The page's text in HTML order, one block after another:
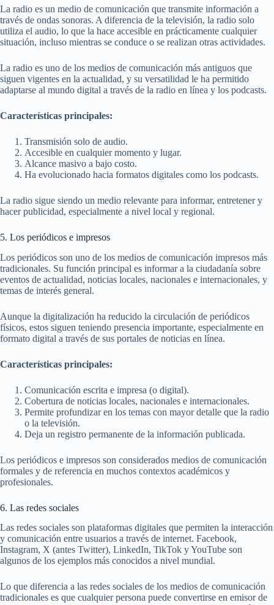
La radio es un medio de comunicación que transmite información a
través de ondas sonoras. A diferencia de la televisión, la radio solo
utiliza el audio, lo que la hace accesible en prácticamente cualquier
situación, incluso mientras se conduce o se realizan otras actividades.
La radio es uno de los medios de comunicación más antiguos que
siguen vigentes en la actualidad, y su versatilidad le ha permitido
adaptarse al mundo digital a través de la radio en línea y los podcasts.
Características principales:
Transmisión solo de audio.
Accesible en cualquier momento y lugar.
Alcance masivo a bajo costo.
Ha evolucionado hacia formatos digitales como los podcasts.
La radio sigue siendo un medio relevante para informar, entretener y
hacer publicidad, especialmente a nivel local y regional.
5. Los periódicos e impresos
Los periódicos son uno de los medios de comunicación impresos más
tradicionales. Su función principal es informar a la ciudadanía sobre
eventos de actualidad, noticias locales, nacionales e internacionales, y
temas de interés general.
Aunque la digitalización ha reducido la circulación de periódicos
físicos, estos siguen teniendo presencia importante, especialmente en
formato digital a través de sus portales de noticias en línea.
Características principales:
Comunicación escrita e impresa (o digital).
Cobertura de noticias locales, nacionales e internacionales.
Permite profundizar en los temas con mayor detalle que la radio
o la televisión.
Deja un registro permanente de la información publicada.
Los periódicos e impresos son considerados medios de comunicación
formales y de referencia en muchos contextos académicos y
profesionales.
6. Las redes sociales
Las redes sociales son plataformas digitales que permiten la interacción
y comunicación entre usuarios a través de internet. Facebook,
Instagram, X (antes Twitter), LinkedIn, TikTok y YouTube son
algunos de los ejemplos más conocidos a nivel mundial.
Lo que diferencia a las redes sociales de los medios de comunicación
tradicionales es que cualquier persona puede convertirse en emisor de